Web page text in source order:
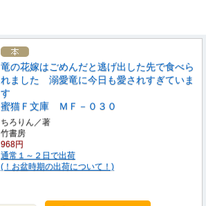
竜の花嫁はごめんだと逃げ出した先で食べら
れました 溺愛竜に今日も愛されすぎていま
す
蜜猫Ｆ文庫 ＭＦ－０３０
ちろりん／著
竹書房
968円
通常１～２日で出荷
(！お盆時期の出荷について！)